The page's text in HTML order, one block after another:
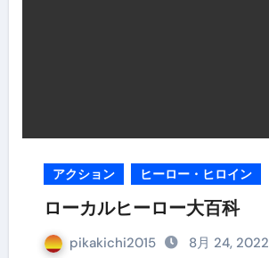
アクション ヒーロー・ヒロイン
ローカルヒーロー大百科
pikakichi2015 8月 24, 2022